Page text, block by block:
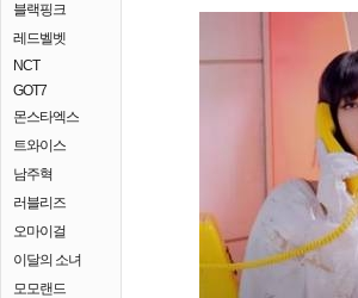
블랙핑크
레드벨벳
NCT
GOT7
몬스타엑스
트와이스
남주혁
러블리즈
오마이걸
이달의 소녀
모모랜드